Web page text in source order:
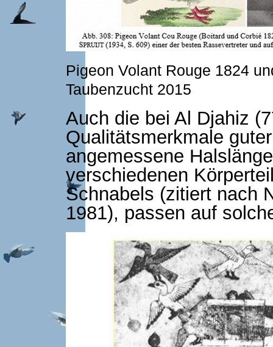
Pigeon Volant Rouge 1824
Taubenzucht 2015
Auch die bei Al Djahiz
Qualitätsmerkmale
angemessene
verschiedenen
Schnabels (zitiert nach
1981), passen auf